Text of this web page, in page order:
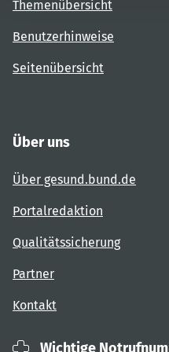
Themenübersicht
Benutzerhinweise
Seitenübersicht
Über uns
Über gesund.bund.de
Portalredaktion
Qualitätssicherung
Partner
Kontakt
Wichtige